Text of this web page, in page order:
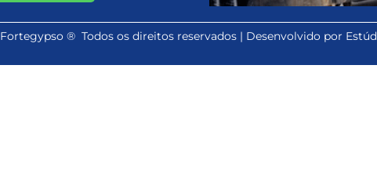
Fortegypso ® Todos os direitos reservados | Desenvolvido por